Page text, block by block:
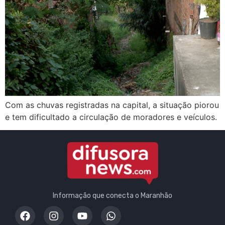
Com as chuvas registradas na capital, a situação piorou
e tem dificultado a circulação de moradores e veículos.
Informação que conecta o Maranhão